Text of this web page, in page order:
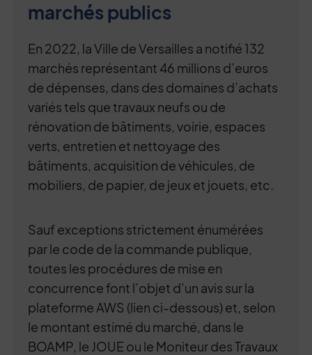
marchés publics
En 2022, la Ville de Versailles a notifié 132
marchés représentant 46 millions d’euros
de dépenses, dans des domaines d’achats
variés tels que travaux neufs ou de
rénovation de bâtiments, voirie, espaces
verts, entretien et nettoyage des
bâtiments, acquisition de véhicules, de
mobiliers, de papier, de jeux et jouets, etc.
Sauf exceptions strictement énumérées
par le code de la commande publique,
toutes les procédures de mise en
concurrence font l’objet d’un avis sur la
plateforme AWS (lien ci-dessous) et, selon
le montant estimé du marché, dans le
BOAMP, le JOUE ou le Moniteur des Travaux